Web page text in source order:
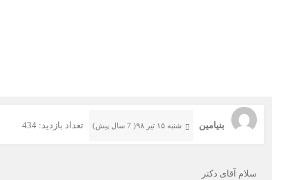
بنیامین شنبه ۱۵ تیر ۹۸( 7 سال پیش) تعداد بازدید: 434
سلام آقای دکتر